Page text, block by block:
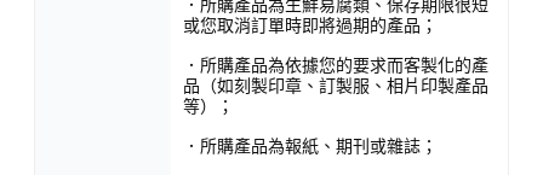
．所購產品為生鮮易腐類、保存期限很短
或您取消訂單時即將過期的產品；
．所購產品為依據您的要求而客製化的產
品（如刻製印章、訂製服、相片印製產品
等）；
．所購產品為報紙、期刊或雜誌；